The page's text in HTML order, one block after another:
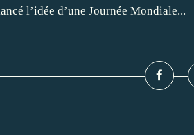
l’idée d’une Journée Mondiale...